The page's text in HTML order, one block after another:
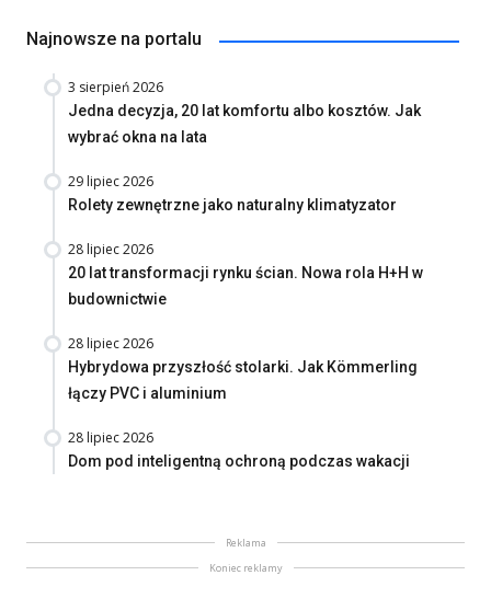
Najnowsze na portalu
3 sierpień 2026
Jedna decyzja, 20 lat komfortu albo kosztów. Jak
wybrać okna na lata
29 lipiec 2026
Rolety zewnętrzne jako naturalny klimatyzator
28 lipiec 2026
20 lat transformacji rynku ścian. Nowa rola H+H w
budownictwie
28 lipiec 2026
Hybrydowa przyszłość stolarki. Jak Kömmerling
łączy PVC i aluminium
28 lipiec 2026
Dom pod inteligentną ochroną podczas wakacji
Reklama
Koniec reklamy